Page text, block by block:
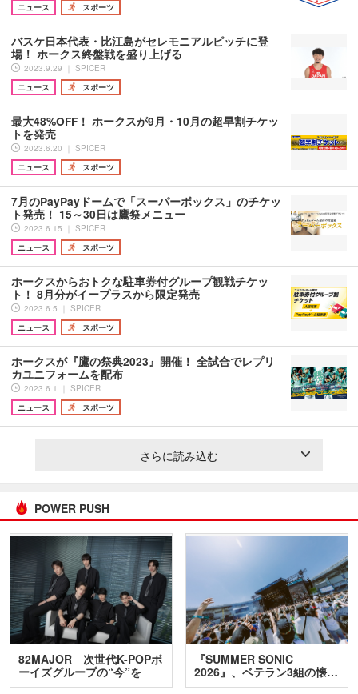
ニュース スポーツ
バスケ日本代表・比江島がセレモニアルピッチに登
場！ ホークス終盤戦を盛り上げる
2023.9.29 ｜ SPICER
ニュース
スポーツ
最大48%OFF！ ホークスが9月・10月の超早割チケッ
トを発売
2023.6.20 ｜ SPICER
ニュース
スポーツ
7月のPayPayドームで「スーパーボックス」のチケッ
ト発売！ 15～30日は鷹祭メニュー
2023.6.15 ｜ SPICER
ニュース
スポーツ
ホークスからおトクな駐車券付グループ観戦チケッ
ト！ 8月分がイープラスから限定発売
2023.6.5 ｜ SPICER
ニュース
スポーツ
ホークスが『鷹の祭典2023』開催！ 全試合でレプリ
カユニフォームを配布
2023.6.1 ｜ SPICER
ニュース
スポーツ
さらに読み込む
POWER PUSH
82MAJOR 次世代K-POPボ
ーイズグループの“今”を
訊…
『SUMMER SONIC
2026』、ベテラン3組の懐…